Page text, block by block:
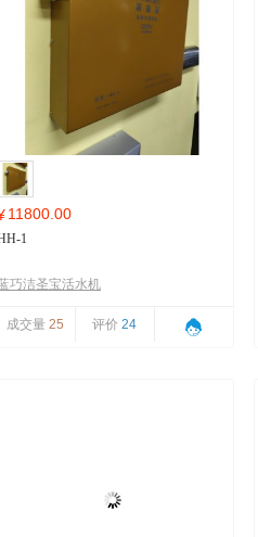
11800.00
1
巧洁圣宝活水机
成交量25 评价24